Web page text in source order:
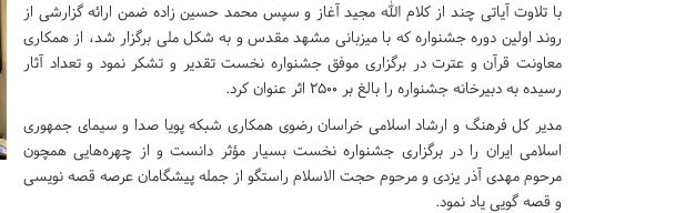
با تلاوت آیاتی چند از کلام الله مجید آغاز و سپس محمد حسین زاده ضمن ارائه گزارشی از
روند اولین دوره جشنواره که با میزبانی مشهد مقدس و به شکل ملی برگزار شد، از همکاری
معاونت قرآن و عترت در برگزاری موفق جشنواره نخست تقدیر و تشکر نمود و تعداد آثار
رسیده به دبیرخانه جشنواره را بالغ بر ۲۵۰۰ اثر عنوان کرد.
مدیر کل فرهنگ و ارشاد اسلامی خراسان رضوی همکاری شبکه پویا صدا و سیمای جمهوری
اسلامی ایران را در برگزاری جشنواره نخست بسیار مؤثر دانست و از چهره‌هایی همچون
مرحوم مهدی آذر یزدی و مرحوم حجت الاسلام راستگو از جمله پیشگامان عرصه قصه نویسی
و قصه گویی یاد نمود.